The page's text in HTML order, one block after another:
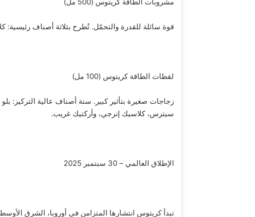
قوة سائلة للقدرة والتحمّل. تُطرح بثلاثة أصناف رئيسية:
لقطات الطاقة كريتوس (100 مل)
زجاجات صغيرة بتأثير كبير. ستة أصناف عالية التركيز: بلو
سيترس، كلاسيك إنرجي، وأركتيك غريب.
الإطلاق العالمي – 30 سبتمبر 2025
تبدأ كريتوس انتشارها المتزامن في أوروبا، الشرق